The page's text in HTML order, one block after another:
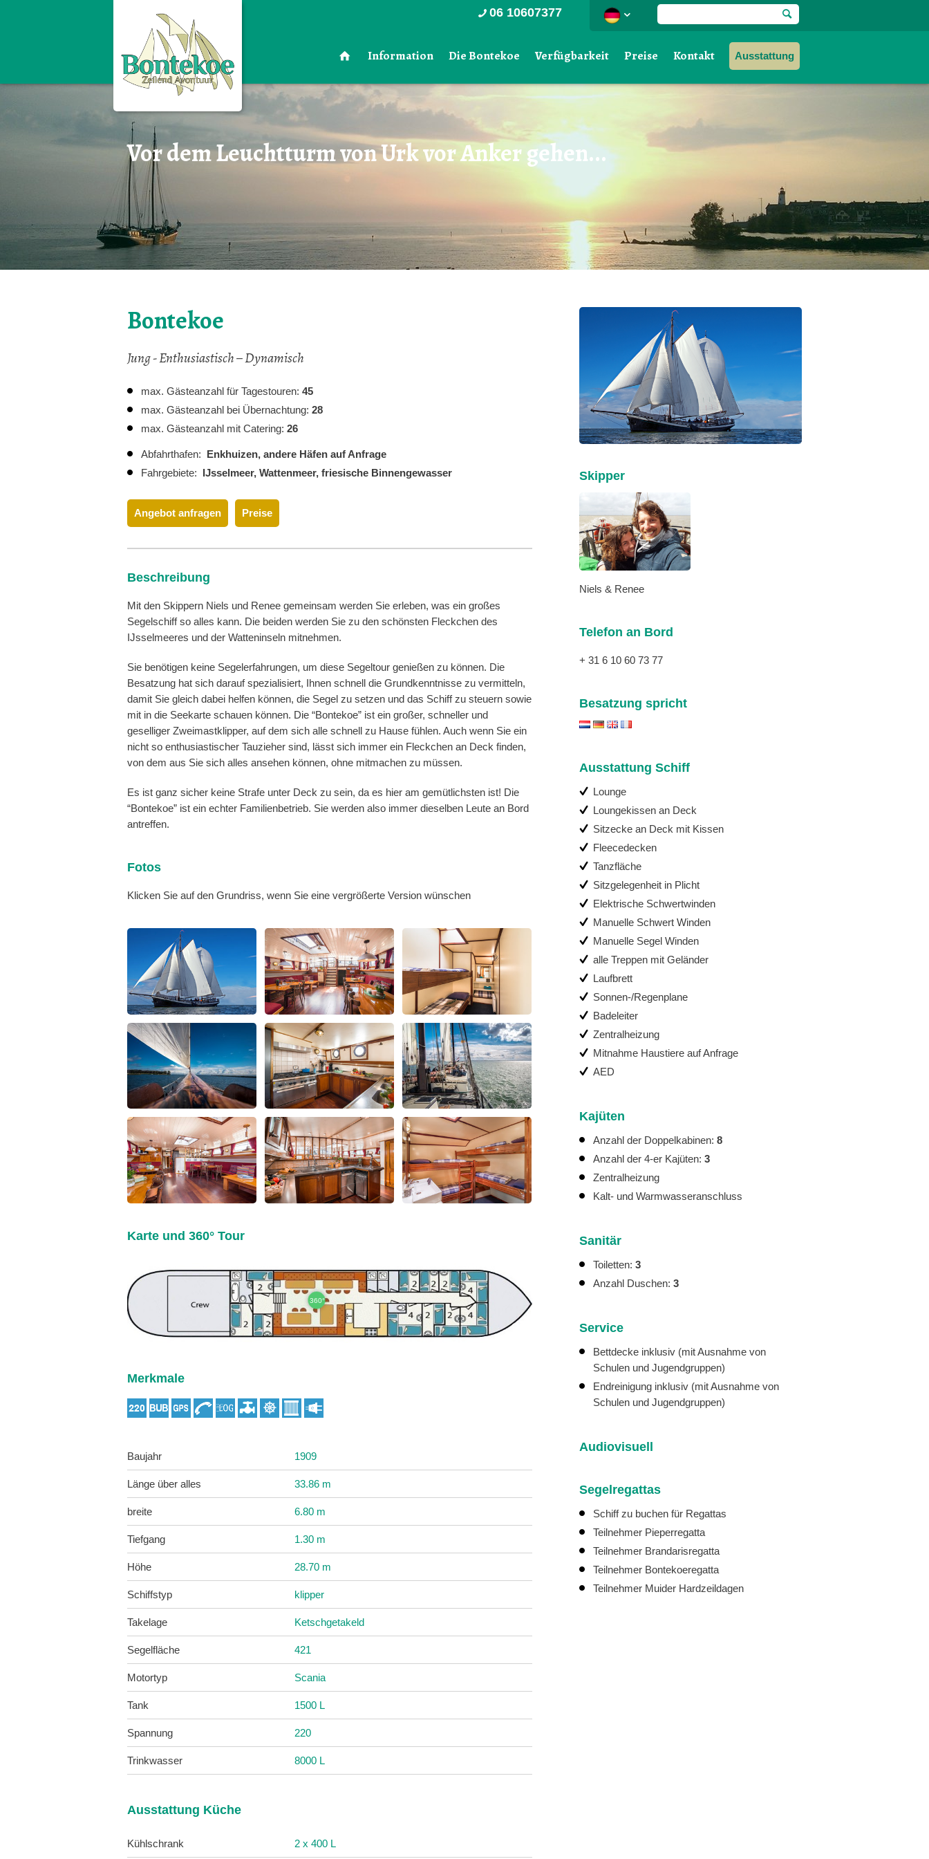
06 10607377
Information Die Bontekoe Verfügbarkeit Preise Kontakt Ausstattung
Die Besatzung
Bontekoe
Jung - Enthusiastisch – Dynamisch
max. Gästeanzahl für Tagestouren: 45
max. Gästeanzahl bei Übernachtung: 28
max. Gästeanzahl mit Catering: 26
Abfahrthafen: Enkhuizen, andere Häfen auf Anfrage
Fahrgebiete: IJsselmeer, Wattenmeer, friesische Binnengewasser
Angebot anfragen Preise
Beschreibung
Mit den Skippern Niels und Renee gemeinsam werden Sie erleben, was ein großes
Segelschiff so alles kann. Die beiden werden Sie zu den schönsten Fleckchen des
IJsselmeeres und der Watteninseln mitnehmen.
Sie benötigen keine Segelerfahrungen, um diese Segeltour genießen zu können. Die
Besatzung hat sich darauf spezialisiert, Ihnen schnell die Grundkenntnisse zu vermitteln,
damit Sie gleich dabei helfen können, die Segel zu setzen und das Schiff zu steuern sowie
mit in die Seekarte schauen können. Die “Bontekoe” ist ein großer, schneller und
geselliger Zweimastklipper, auf dem sich alle schnell zu Hause fühlen. Auch wenn Sie ein
nicht so enthusiastischer Tauzieher sind, lässt sich immer ein Fleckchen an Deck finden,
von dem aus Sie sich alles ansehen können, ohne mitmachen zu müssen.
Es ist ganz sicher keine Strafe unter Deck zu sein, da es hier am gemütlichsten ist! Die
“Bontekoe” ist ein echter Familienbetrieb. Sie werden also immer dieselben Leute an Bord
antreffen.
Fotos
Klicken Sie auf den Grundriss, wenn Sie eine vergrößerte Version wünschen
Karte und 360° Tour
360°
Merkmale
Baujahr 1909
Länge über alles 33.86 m
breite 6.80 m
Tiefgang 1.30 m
Höhe 28.70 m
Schiffstyp klipper
Takelage Ketschgetakeld
Segelfläche 421
Motortyp Scania
Tank 1500 L
Spannung 220
Trinkwasser 8000 L
Ausstattung Küche
Kühlschrank 2 x 400 L
Skipper
Niels & Renee
Telefon an Bord
+ 31 6 10 60 73 77
Besatzung spricht
Ausstattung Schiff
Lounge
Loungekissen an Deck
Sitzecke an Deck mit Kissen
Fleecedecken
Tanzfläche
Sitzgelegenheit in Plicht
Elektrische Schwertwinden
Manuelle Schwert Winden
Manuelle Segel Winden
alle Treppen mit Geländer
Laufbrett
Sonnen-/Regenplane
Badeleiter
Zentralheizung
Mitnahme Haustiere auf Anfrage
AED
Kajüten
Anzahl der Doppelkabinen: 8
Anzahl der 4-er Kajüten: 3
Zentralheizung
Kalt- und Warmwasseranschluss
Sanitär
Toiletten: 3
Anzahl Duschen: 3
Service
Bettdecke inklusiv (mit Ausnahme von
Schulen und Jugendgruppen)
Endreinigung inklusiv (mit Ausnahme von
Schulen und Jugendgruppen)
Audiovisuell
Segelregattas
Schiff zu buchen für Regattas
Teilnehmer Pieperregatta
Teilnehmer Brandarisregatta
Teilnehmer Bontekoeregatta
Teilnehmer Muider Hardzeildagen